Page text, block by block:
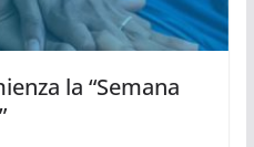
la “Semana